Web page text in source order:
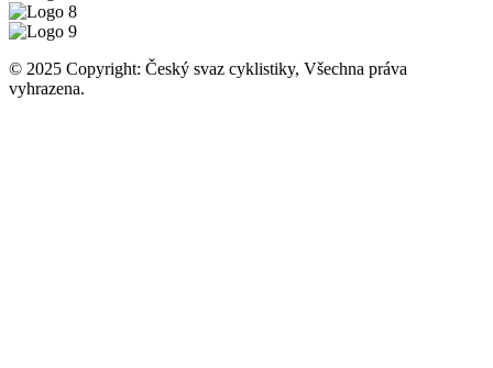
© 2025 Copyright: Český svaz cyklistiky, Všechna práva
vyhrazena.